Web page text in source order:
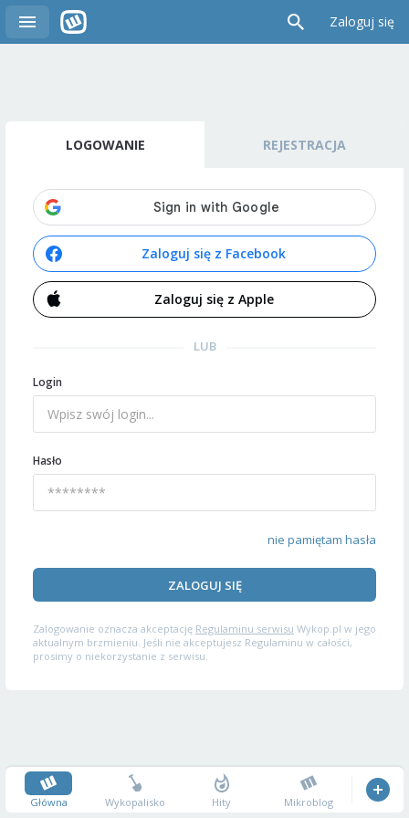
Zaloguj się
LOGOWANIE REJESTRACJA
Zaloguj się z Facebook
Zaloguj się z Apple
LUB
Login
Hasło
nie pamiętam hasła
ZALOGUJ SIĘ
Zalogowanie oznacza akceptację Regulaminu serwisu Wykop.pl w jego
aktualnym brzmieniu. Jeśli nie akceptujesz Regulaminu w całości,
prosimy o niekorzystanie z serwisu.
Główna Wykopalisko Hity Mikroblog